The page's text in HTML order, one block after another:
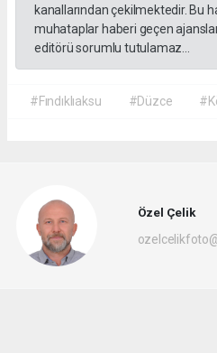
kanallarından çekilmektedir. Bu
muhataplar haberi geçen
editörü sorumlu tutulamaz...
#Fındıklıaksu #Düzce
Özel Çelik